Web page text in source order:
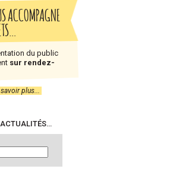
ACCOMPAGNE
du public
sur rendez-
plus...
ACTUALITÉS…